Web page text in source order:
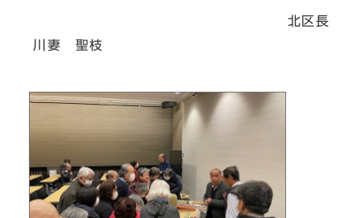
北区長
川妻 聖枝